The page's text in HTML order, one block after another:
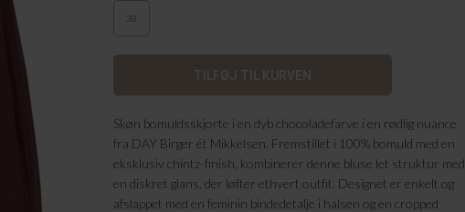
38
Skøn bomuldsskjorte i en dyb chocoladefarve i en rødlig nuance
fra DAY Birger ét Mikkelsen. Fremstillet i 100% bomuld med en
eksklusiv chintz-finish, kombinerer denne bluse let struktur med
en diskret glans, der løfter ethvert outfit. Designet er enkelt og
afslappet med en feminin bindedetalje i halsen og en cropped